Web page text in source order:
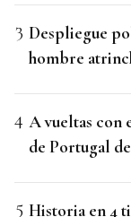
Despliegue
hombre
A vueltas con
de Portugal
Historia en 4